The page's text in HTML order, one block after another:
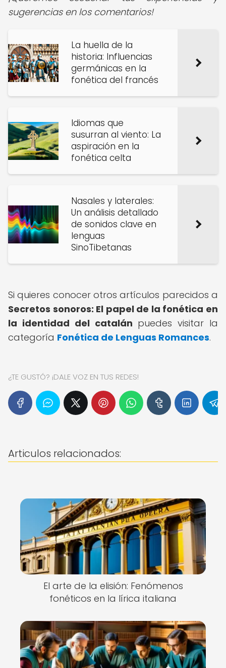
sugerencias en los comentarios!
La huella de la
historia: Influencias
germánicas en la
fonética del francés
Idiomas que
susurran al viento: La
aspiración en la
fonética celta
Nasales y laterales:
Un análisis detallado
de sonidos clave en
lenguas
SinoTibetanas
Si quieres conocer otros artículos parecidos a
Secretos sonoros: El papel de la fonética en
la identidad del catalán puedes visitar la
categoría Fonética de Lenguas Romances.
¿TE GUSTÓ? ¡DALE VOZ EN TUS REDES!
Articulos relacionados:
El arte de la elisión: Fenómenos
fonéticos en la lírica italiana